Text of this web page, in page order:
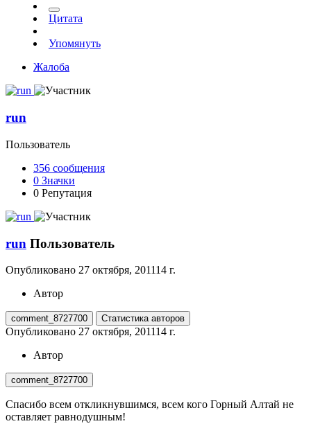
Цитата
Упомянуть
Жалоба
run
Пользователь
356 сообщения
0 Значки
0 Репутация
run Пользователь
Опубликовано 27 октября, 201114 г.
Автор
comment_8727700 Статистика авторов
Опубликовано 27 октября, 201114 г.
Автор
comment_8727700
Спасибо всем откликнувшимся, всем кого Горный Алтай не
оставляет равнодушным!